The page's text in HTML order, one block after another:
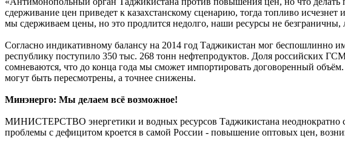
сдерживание цен приведет к казахстанскому сценарию, тогда топливо
мы сдерживаем цены, но это продлится недолго, наши ресурсы не
Согласно индикативному балансу на 2014 год Таджикистан мог беспошлинно
республику поступило 350 тыс. 268 тонн нефтепродуктов. Доля российских
сомневаются, что до конца года мы сможет импортировать договоренный
могут быть пересмотрены, а точнее снижены.
Минэнерго: Мы делаем всё возможное!
МИНИСТЕРСТВО энергетики и водных ресурсов Таджикистана неоднократно
проблемы с дефицитом кроется в самой России - повышение оптовых цен,